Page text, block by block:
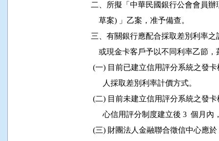
二、所擬「中華民國銀行公會會
              草案) 」乙案，准予備查。
三、有關銀行應配合採取差別利
或現金卡客戶予以不同利率乙節
(一) 目前已建立信用評分系統之
                人採取差別利率計價方式。
(二) 目前未建立信用評分系統之
心信用評分制度建立後 3  個
(三) 財團法人金融聯合徵信中心應